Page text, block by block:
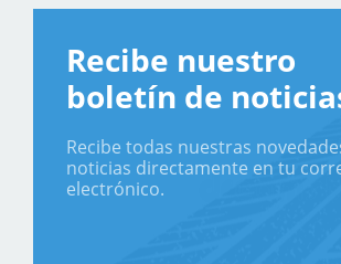
Recibe nuestro
boletín de
Recibe todas nuestras
noticias directamente en tu
electrónico.